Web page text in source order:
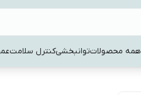
همه محصولاتتوانبخشیکنترل سلامت